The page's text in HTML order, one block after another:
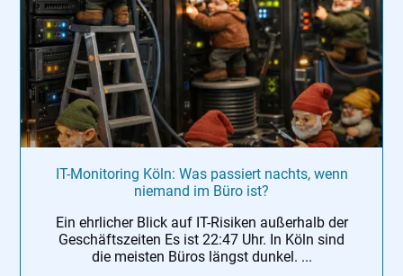
IT-Monitoring Köln: Was passiert nachts, wenn
niemand im Büro ist?
Ein ehrlicher Blick auf IT-Risiken außerhalb der
Geschäftszeiten Es ist 22:47 Uhr. In Köln sind
die meisten Büros längst dunkel.